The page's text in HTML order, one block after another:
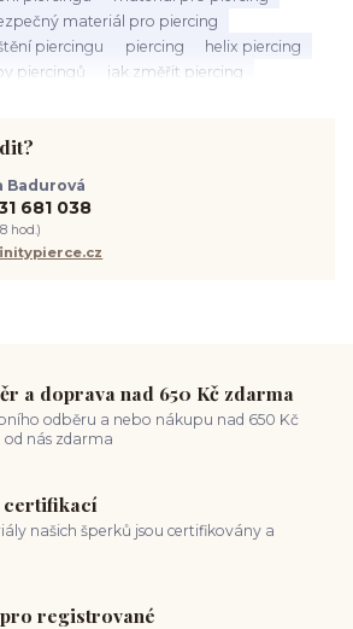
materiál pro piercing
piercingu piercing
helix piercing
piercingů
jak změřit piercing
pro piercing
ocel 316L
medusa piercing
Badurová
681 038
hod.)
a doprava nad 650 Kč zdarma
odběru a nebo nákupu nad 650 Kč
nás zdarma
certifikací
našich šperků jsou certifikovány a
pro registrované